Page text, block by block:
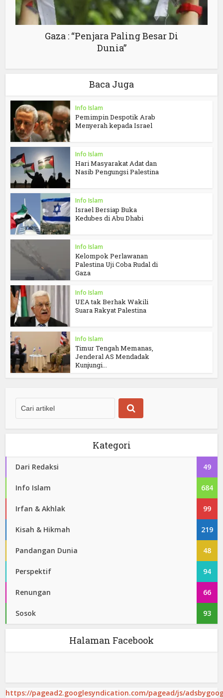
Gaza : “Penjara Paling Besar Di
Dunia”
Baca Juga
Info Islam
Pemimpin Despotik Arab
Menyerah kepada Israel
Info Islam
Hari Masyarakat Adat dan
Nasib Pengungsi Palestina
Info Islam
Israel Bersiap Buka
Kedubes di Abu Dhabi
Info Islam
Kelompok Perlawanan
Palestina Uji Coba Rudal di
Gaza
Info Islam
UEA tak Berhak Wakili
Suara Rakyat Palestina
Info Islam
Timur Tengah Memanas,
Jenderal AS Mendadak
Kunjungi...
Kategori
Dari Redaksi 49
Info Islam 684
Irfan & Akhlak 99
Kisah & Hikmah 219
Pandangan Dunia 48
Perspektif 94
Renungan 66
Sosok 93
Halaman Facebook
https://pagead2.googlesyndication.com/pagead/js/